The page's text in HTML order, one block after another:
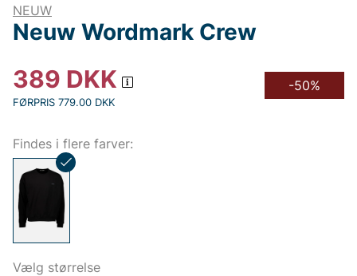
NEUW
Neuw Wordmark Crew
389 DKK
FØRPRIS 779.00 DKK
-50%
Findes i flere farver:
Vælg størrelse